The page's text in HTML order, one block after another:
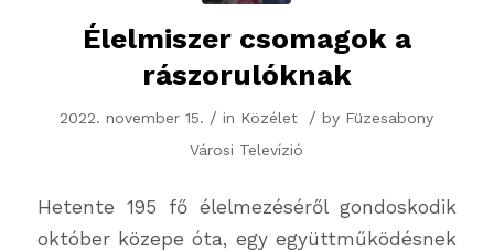
Élelmiszer csomagok a
rászorulóknak
2022. november 15. / in Közélet / by Füzesabony
Városi Televízió
Hetente 195 fő élelmezéséről gondoskodik
október közepe óta, egy együttműködésnek